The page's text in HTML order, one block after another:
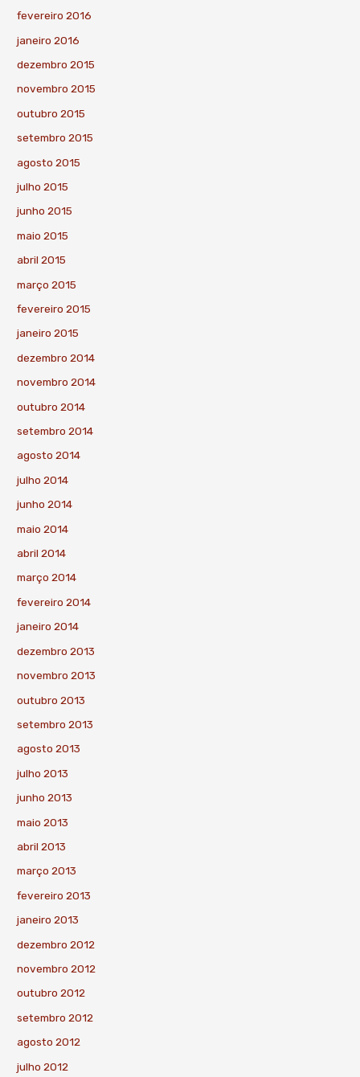
fevereiro 2016
janeiro 2016
dezembro 2015
novembro 2015
outubro 2015
setembro 2015
agosto 2015
julho 2015
junho 2015
maio 2015
abril 2015
março 2015
fevereiro 2015
janeiro 2015
dezembro 2014
novembro 2014
outubro 2014
setembro 2014
agosto 2014
julho 2014
junho 2014
maio 2014
abril 2014
março 2014
fevereiro 2014
janeiro 2014
dezembro 2013
novembro 2013
outubro 2013
setembro 2013
agosto 2013
julho 2013
junho 2013
maio 2013
abril 2013
março 2013
fevereiro 2013
janeiro 2013
dezembro 2012
novembro 2012
outubro 2012
setembro 2012
agosto 2012
julho 2012